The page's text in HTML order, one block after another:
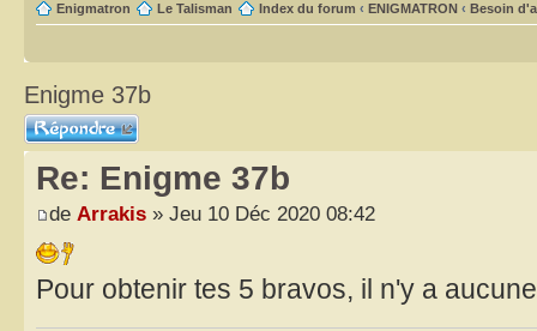
Enigmatron Le Talisman Index du forum ‹ ENIGMATRON ‹ Besoin
Enigme 37b
Répondre
Re: Enigme 37b
de Arrakis » Jeu 10 Déc 2020 08:42
Pour obtenir tes 5 bravos, il n'y a